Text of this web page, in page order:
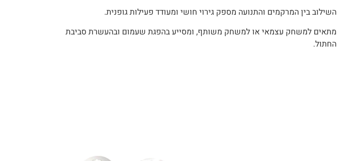
השילוב בין המרקמים והתנועה מספק גירוי חושי ומעודד פעילות גופנית.
מתאים למשחק עצמאי או למשחק משותף, ומסייע בהפגת שעמום ובהעשרת סביבת
החתול.